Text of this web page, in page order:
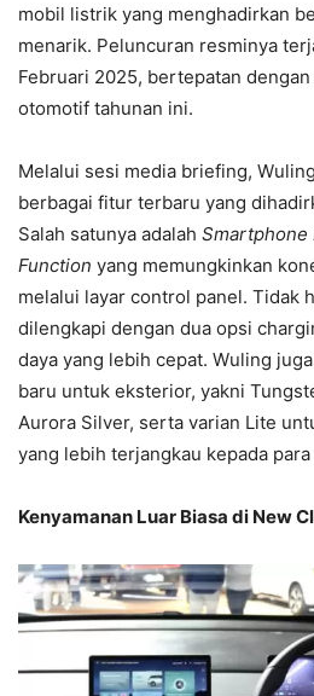
mobil listrik yang menghadirkan
menarik. Peluncuran resminya
Februari 2025, bertepatan
otomotif tahunan ini.
Melalui sesi media briefing,
berbagai fitur terbaru yang
Salah satunya adalah
Function yang memungkinkan
melalui layar control panel. Tidak
dilengkapi dengan dua opsi
daya yang lebih cepat. Wuling
baru untuk eksterior, yakni
Aurora Silver, serta varian Lite
yang lebih terjangkau kepada
Kenyamanan Luar Biasa di New